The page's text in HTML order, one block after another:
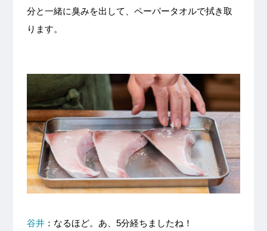
分と一緒に臭みを出して、ペーパータオルで拭き取
ります。
谷井：なるほど。あ、5分経ちましたね！